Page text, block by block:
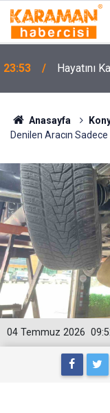
23:53 Hayatını
Anasayfa
Denilen Aracın Sadece
04 Temmuz 2026